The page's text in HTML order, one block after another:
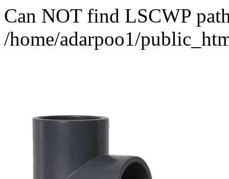
Can NOT find LSCWP
/home/adarpoo1/